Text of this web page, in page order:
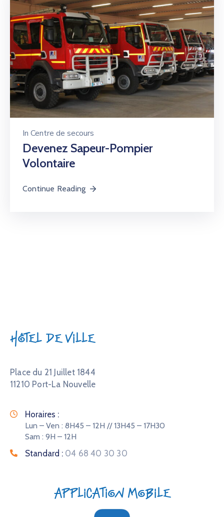
In Centre de secours
Devenez Sapeur-Pompier
Volontaire
Continue Reading
Hôtel de Ville
Place du 21 Juillet 1844
11210 Port-La Nouvelle
Horaires :
Lun – Ven : 8H45 – 12H // 13H45 – 17H30
Sam : 9H – 12H
Standard : 04 68 40 30 30
Application mobile